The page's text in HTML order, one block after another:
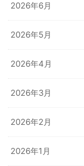
2026年6月
2026年5月
2026年4月
2026年3月
2026年2月
2026年1月